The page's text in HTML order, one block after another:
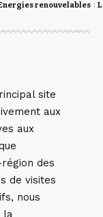
renouvelables
site
aux
aux
des
de visites
nous
la